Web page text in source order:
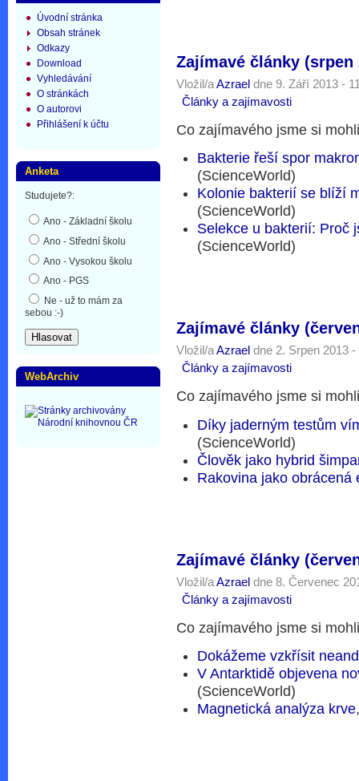
Zajímavé články (srpen
Vložil/aAzrael dne 9. Září 2013 -
Články a zajímavosti
Co zajímavého jsme si
Bakterie řeší spor
(ScienceWorld)
Kolonie bakterií se blíží
(ScienceWorld)
Selekce u bakterií: Proč
(ScienceWorld)
Zajímavé články
Vložil/aAzrael dne 2. Srpen 2013 -
Články a zajímavosti
Co zajímavého jsme si
Díky jaderným testům
(ScienceWorld)
Člověk jako hybrid
Rakovina jako obrácená
Zajímavé články
Vložil/aAzrael dne 8. Červenec
Články a zajímavosti
Co zajímavého jsme si
Dokážeme vzkřísit
V Antarktidě objevena
(ScienceWorld)
Magnetická analýza krve
Úvodní stránka
Obsah stránek
Odkazy
Download
Vyhledávání
O stránkách
O autorovi
Přihlášení k účtu
Anketa
Studujete?:
Ano - Základní školu
Ano - Střední školu
Ano - Vysokou školu
Ano - PGS
Ne - už to mám za
sebou :-)
WebArchiv